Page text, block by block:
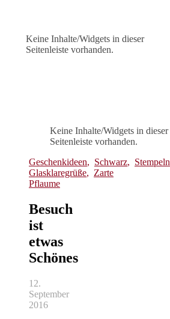
Keine Inhalte/Widgets in dieser
Seitenleiste vorhanden.
Keine Inhalte/Widgets in dieser
Seitenleiste vorhanden.
Geschenkideen, Schwarz, Stempeln
Glasklaregrüße, Zarte
Pflaume
Besuch
ist
etwas
Schönes
12.
September
2016